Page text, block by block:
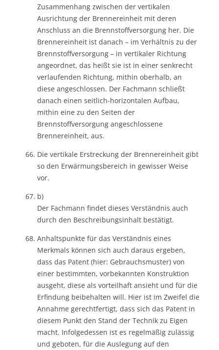
Zusammenhang zwischen der vertikalen
Ausrichtung der Brennereinheit mit deren
Anschluss an die Brennstoffversorgung her. Die
Brennereinheit ist danach – im Verhältnis zu der
Brennstoffversorgung – in vertikaler Richtung
angeordnet, das heißt sie ist in einer senkrecht
verlaufenden Richtung, mithin oberhalb, an
diese angeschlossen. Der Fachmann schließt
danach einen seitlich-horizontalen Aufbau,
mithin eine zu den Seiten der
Brennstoffversorgung angeschlossene
Brennereinheit, aus.
Die vertikale Erstreckung der Brennereinheit gibt
so den Erwärmungsbereich in gewisser Weise
vor.
b)
Der Fachmann findet dieses Verständnis auch
durch den Beschreibungsinhalt bestätigt.
Anhaltspunkte für das Verständnis eines
Merkmals können sich auch daraus ergeben,
dass das Patent (hier: Gebrauchsmuster) von
einer bestimmten, vorbekannten Konstruktion
ausgeht, diese als vorteilhaft ansieht und für die
Erfindung beibehalten will. Hier ist im Zweifel die
Annahme gerechtfertigt, dass sich das Patent in
diesem Punkt den Stand der Technik zu Eigen
macht. Infolgedessen ist es regelmäßig zulässig
und geboten, für die Auslegung auf den